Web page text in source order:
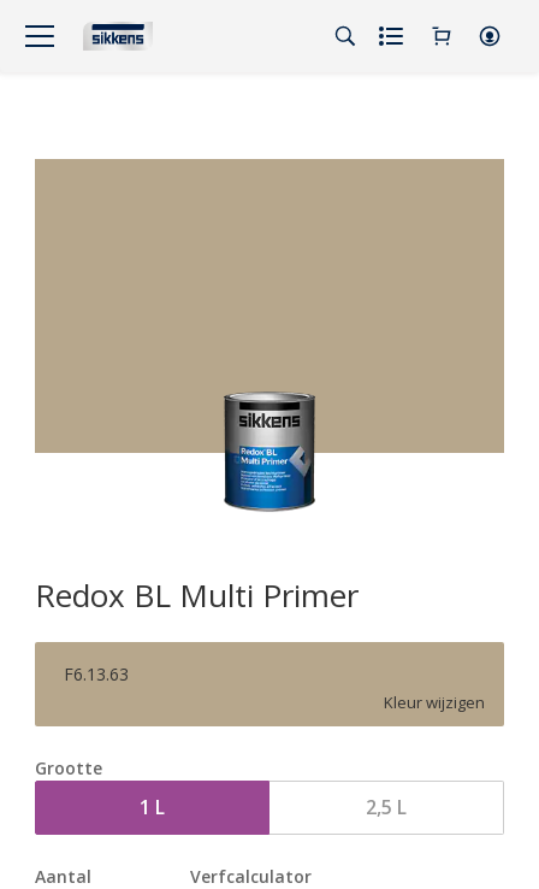
Redox BL Multi Primer
F6.13.63
Kleur wijzigen
Grootte
1 L 2,5 L
Aantal Verfcalculator